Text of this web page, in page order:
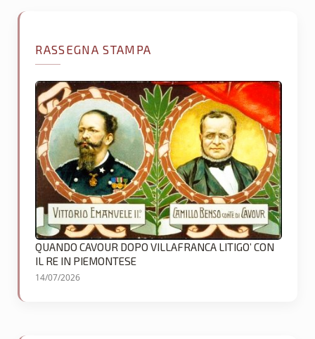
RASSEGNA STAMPA
QUANDO CAVOUR DOPO VILLAFRANCA LITIGO’ CON
IL RE IN PIEMONTESE
14/07/2026